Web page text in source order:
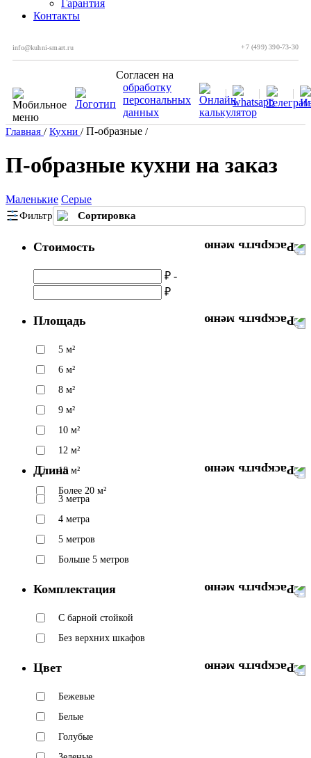
Гарантия
Контакты
info@kuhni-smart.ru +7 (499) 390-73-30
Согласен на
обработку
персональных
данных
Главная / Кухни / П-образные /
П-образные кухни на заказ
Маленькие Серые
Фильтр Сортировка
Стоимость
₽ -
₽
Площадь
5 м²
6 м²
8 м²
9 м²
10 м²
12 м²
18 м²
Более 20 м²
Длина
3 метра
4 метра
5 метров
Больше 5 метров
Комплектация
C барной стойкой
Без верхних шкафов
Цвет
Бежевые
Белые
Голубые